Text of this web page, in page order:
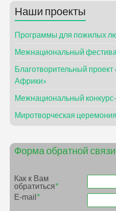
Наши проекты
Программы для пожилых
Межнациональный
Благотворительный проект
Африки»
Межнациональный
Миротворческая
Форма обратной
Как к Вам
обратиться*
E-mail *